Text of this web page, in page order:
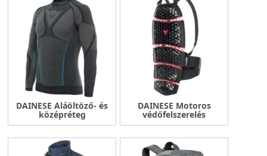
DAINESE Aláöltöző- és
középréteg
DAINESE Motoros
védőfelszerelés